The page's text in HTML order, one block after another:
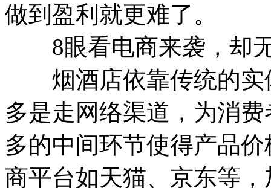
做到盈利就更难了。
8眼看电商来袭，却
烟酒店依靠传统的实
多是走网络渠道，为消
多的中间环节使得产品
商平台如天猫、京东等